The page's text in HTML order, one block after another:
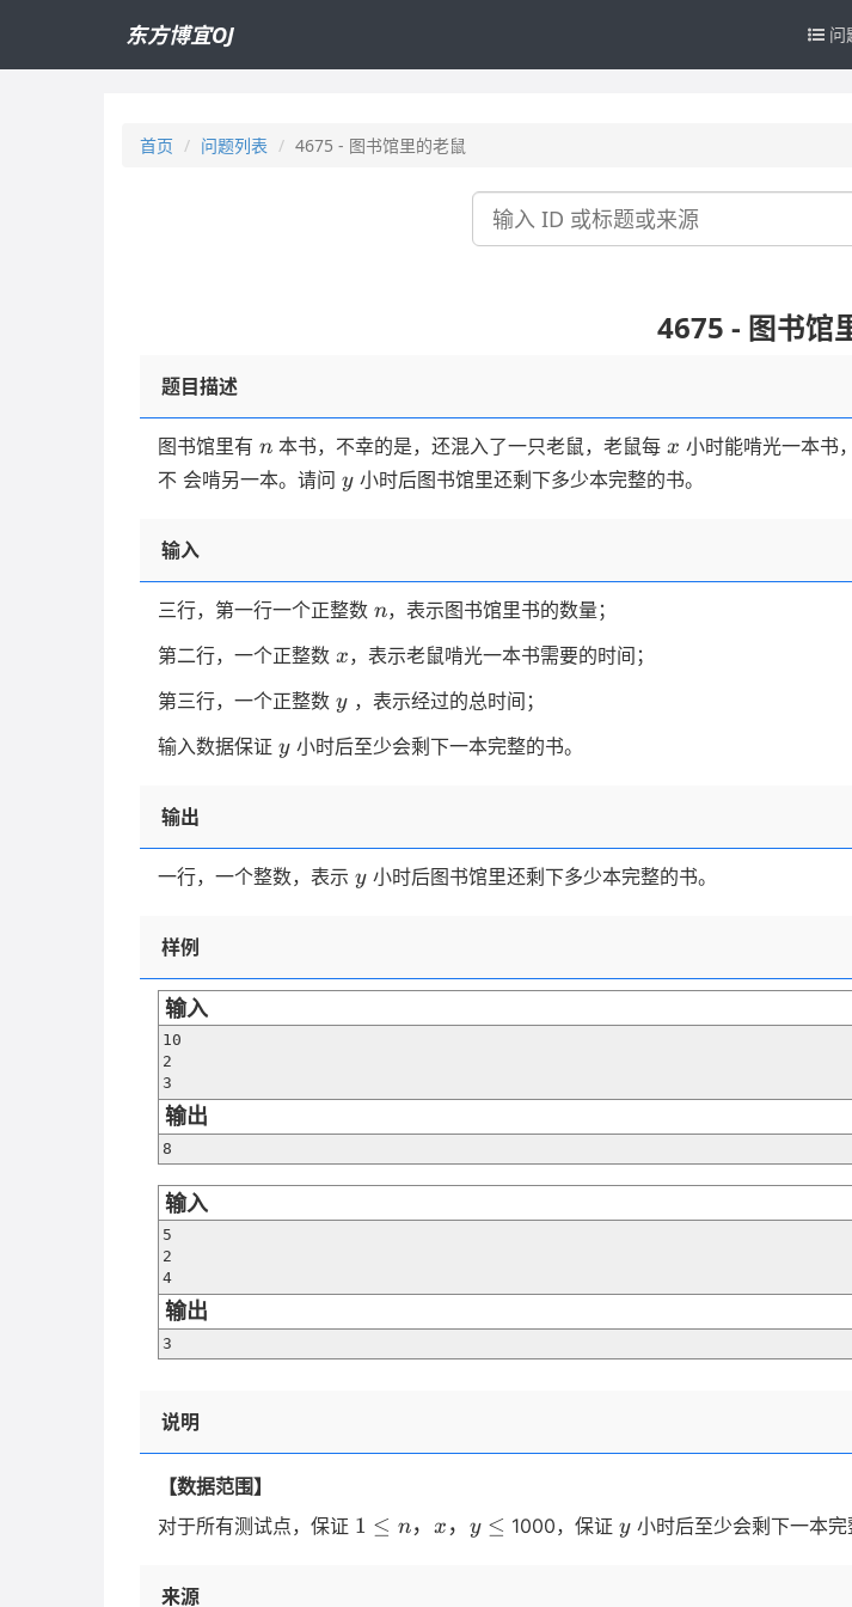
东方博宜OJ 问
首页 问题列表 4675 - 图书馆里的老鼠
搜
4675 - 图书馆
题目描述
图书馆里有 n
n 本书，不幸的是，还混入了一只老鼠，老鼠每 x
x 小时能啃光一本书
不 会啃另一本。请问 y
y小时后图书馆里还剩下多少本完整的书。
输入
三行，第一行一个正整数 n
n，表示图书馆里书的数量；
第二行，一个正整数 x
x，表示老鼠啃光一本书需要的时间；
第三行，一个正整数 y
y，表示经过的总时间；
输入数据保证 y
y小时后至少会剩下一本完整的书。
输出
一行，一个整数，表示 y
y小时后图书馆里还剩下多少本完整的书。
样例
输入
10
2
3
输出
8
输入
5
2
4
输出
3
说明
【数据范围】
对于所有测试点，保证 1
1 ≤ n， x ， y ≤ 1000，保证 y
y小时后至少会剩下一本完
来源